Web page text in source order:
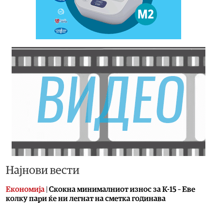
Најнови вести
Економија | Скокна минималниот износ за К-15 – Еве
колку пари ќе ни легнат на сметка годинава